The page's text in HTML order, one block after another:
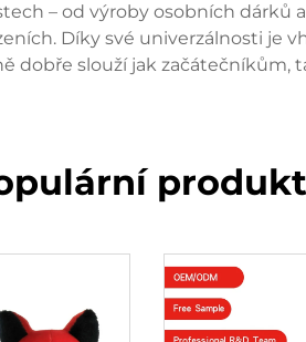
– od výroby osobních
Díky své univerzálnosti je
dobře slouží jak